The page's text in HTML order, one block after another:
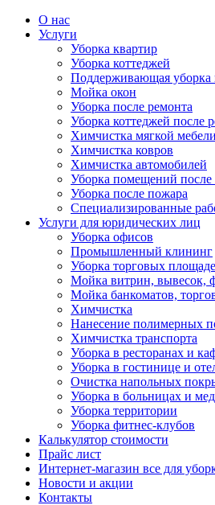
О нас
Услуги
Уборка квартир
Уборка коттеджей
Поддерживающая уборка
Мойка окон
Уборка после ремонта
Уборка коттеджей после
Химчистка мягкой мебели
Химчистка ковров
Химчистка автомобилей
Уборка помещений после
Уборка после пожара
Специализированные
Услуги для юридических лиц
Уборка офисов
Промышленный клининг
Уборка торговых
Мойка витрин, вывесок,
Мойка банкоматов,
Химчистка
Нанесение полимерных
Химчистка транспорта
Уборка в ресторанах и
Уборка в гостинице и
Очистка напольных
Уборка в больницах и
Уборка территории
Уборка фитнес-клубов
Калькулятор стоимости
Прайс лист
Интернет-магазин все для
Новости и акции
Контакты